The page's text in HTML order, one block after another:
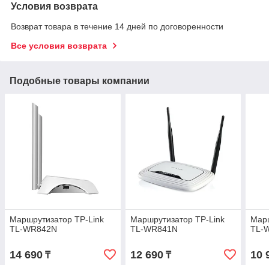
Условия возврата
Возврат товара в течение 14 дней по договоренности
Все условия возврата
Подобные товары компании
Маршрутизатор TP-Link
TL-WR842N
14 690 ₸
Маршрутизатор TP-Link
TL-WR841N
12 690₸
TL-
10